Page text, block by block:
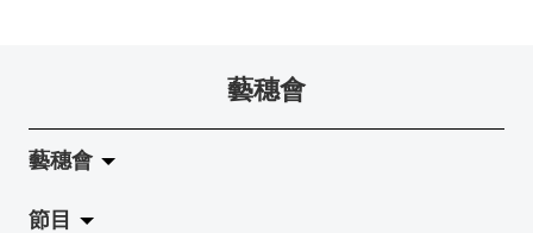
藝穗會
藝穗會
關於藝穗會
節目